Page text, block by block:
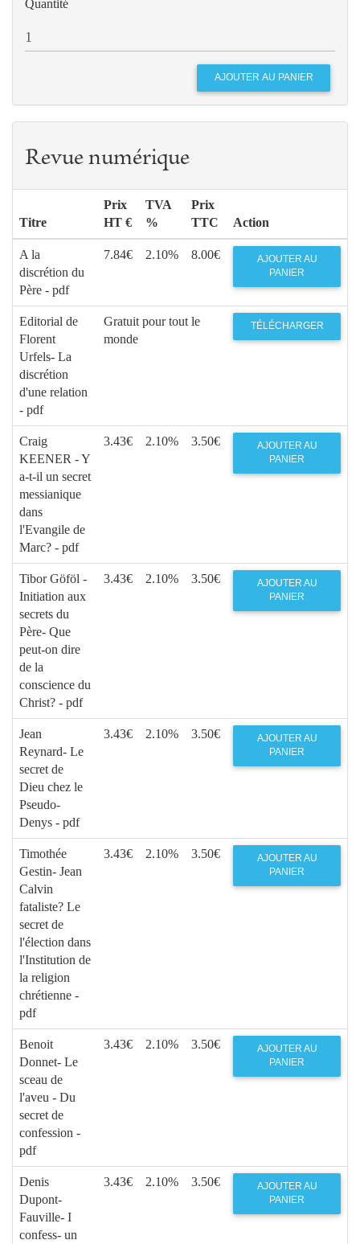
Quantité
Revue numérique
Titre
Prix
HT €
TVA
%
Prix
TTC
Action
A la
discrétion du
Père - pdf
7.84€ 2.10% 8.00€
AJOUTER AU
PANIER
Editorial de
Florent
Urfels- La
discrétion
d'une relation
- pdf
Gratuit pour tout le
monde
TÉLÉCHARGER
Craig
KEENER - Y
a-t-il un secret
messianique
dans
l'Evangile de
Marc? - pdf
3.43€ 2.10% 3.50€
AJOUTER AU
PANIER
Tibor Göföl -
Initiation aux
secrets du
Père- Que
peut-on dire
de la
conscience du
Christ? - pdf
3.43€ 2.10% 3.50€
AJOUTER AU
PANIER
Jean
Reynard- Le
secret de
Dieu chez le
Pseudo-
Denys - pdf
3.43€ 2.10% 3.50€
AJOUTER AU
PANIER
Timothée
Gestin- Jean
Calvin
fataliste? Le
secret de
l'élection dans
l'Institution de
la religion
chrétienne -
pdf
3.43€ 2.10% 3.50€
AJOUTER AU
PANIER
Benoit
Donnet- Le
sceau de
l'aveu - Du
secret de
confession -
pdf
3.43€ 2.10% 3.50€
AJOUTER AU
PANIER
Denis
Dupont-
Fauville- I
confess- un
3.43€ 2.10% 3.50€
AJOUTER AU
PANIER